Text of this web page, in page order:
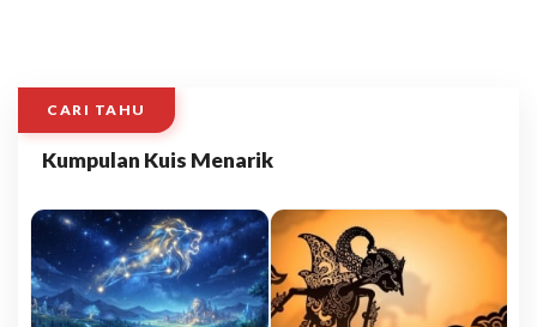
CARI TAHU
Kumpulan Kuis Menarik